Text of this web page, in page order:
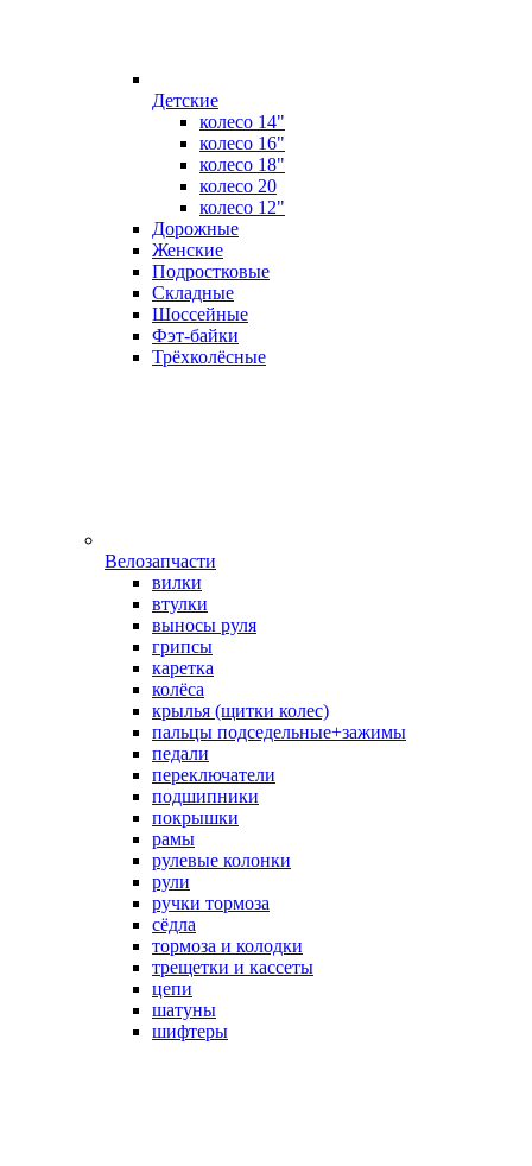
Детские
колесо 14"
колесо 16"
колесо 18"
колесо 20
колесо 12"
Дорожные
Женские
Подростковые
Складные
Шоссейные
Фэт-байки
Трёхколёсные
Велозапчасти
вилки
втулки
выносы руля
грипсы
каретка
колёса
крылья (щитки колес)
пальцы подседельные+зажимы
педали
переключатели
подшипники
покрышки
рамы
рулевые колонки
рули
ручки тормоза
сёдла
тормоза и колодки
трещетки и кассеты
цепи
шатуны
шифтеры